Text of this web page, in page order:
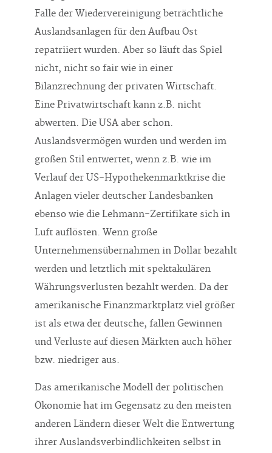
Falle der Wiedervereinigung beträchtliche
Auslandsanlagen für den Aufbau Ost
repatriiert wurden. Aber so läuft das Spiel
nicht, nicht so fair wie in einer
Bilanzrechnung der privaten Wirtschaft.
Eine Privatwirtschaft kann z.B. nicht
abwerten. Die USA aber schon.
Auslandsvermögen wurden und werden im
großen Stil entwertet, wenn z.B. wie im
Verlauf der US-Hypothekenmarktkrise die
Anlagen vieler deutscher Landesbanken
ebenso wie die Lehmann-Zertifikate sich in
Luft auflösten. Wenn große
Unternehmensübernahmen in Dollar bezahlt
werden und letztlich mit spektakulären
Währungsverlusten bezahlt werden. Da der
amerikanische Finanzmarktplatz viel größer
ist als etwa der deutsche, fallen Gewinnen
und Verluste auf diesen Märkten auch höher
bzw. niedriger aus.
Das amerikanische Modell der politischen
Ökonomie hat im Gegensatz zu den meisten
anderen Ländern dieser Welt die Entwertung
ihrer Auslandsverbindlichkeiten selbst in